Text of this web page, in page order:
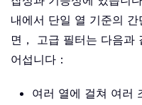
내에서 단일 열 기준의
면， 고급 필터는 다음과
어섭니다：
여러 열에 걸쳐 여러